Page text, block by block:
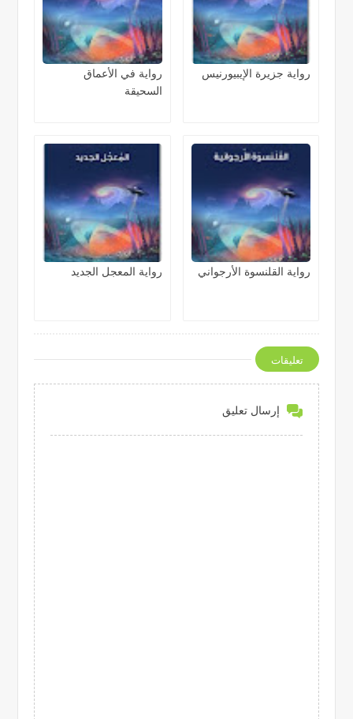
رواية جزيرة الإيبيورنيس
رواية في الأعماق
السحيقة
رواية القلنسوة الأرجواني رواية المعجل الجديد
تعليقات
إرسال تعليق